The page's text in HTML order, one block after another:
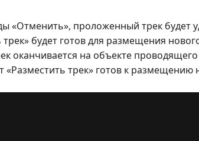
«Отменить», проложенный трек будет
будет готов для размещения
оканчивается на объекте проводящего
«Разместить трек» готов к размещению